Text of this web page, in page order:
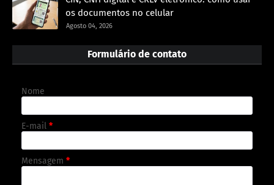
os documentos no celular
Agosto 04, 2026
Formulário de contato
Nome
E-mail *
Mensagem *